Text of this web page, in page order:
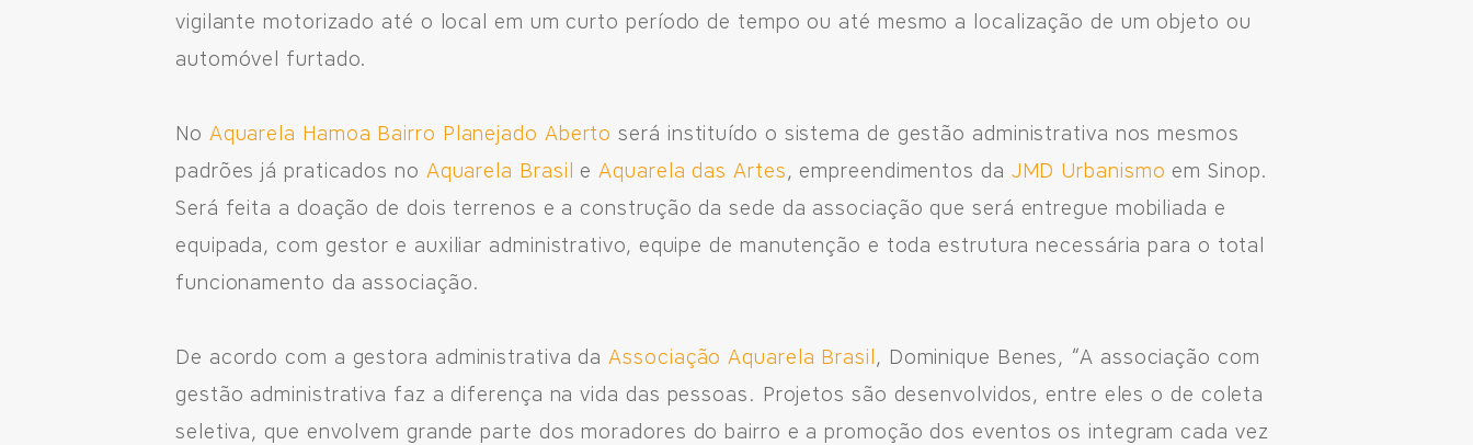
Fale Conosco
Avenida Eiffel, 819 - Aquarela das Artes Bairro Planejado,
Razão Social: Jmd Hamoa Urbanismo Ltda
vigilante motorizado até o local em um curto período de tempo ou até mesmo a localização de um objeto ou
automóvel furtado.
No Aquarela Hamoa Bairro Planejado Aberto será instituído o sistema de gestão administrativa nos mesmos
padrões já praticados no Aquarela Brasil eAquarela das Artes, empreendimentos da JMD Urbanismo em Sinop.
Será feita a doação de dois terrenos e a construção da sede da associação que será entregue mobiliada e
equipada, com gestor e auxiliar administrativo, equipe de manutenção e toda estrutura necessária para o total
funcionamento da associação.
De acordo com a gestora administrativa daAssociação Aquarela Brasil , Dominique Benes, “A associação com
gestão administrativa faz a diferença na vida das pessoas. Projetos são desenvolvidos, entre eles o de coleta
seletiva, que envolvem grande parte dos moradores do bairro e a promoção dos eventos os integram cada vez